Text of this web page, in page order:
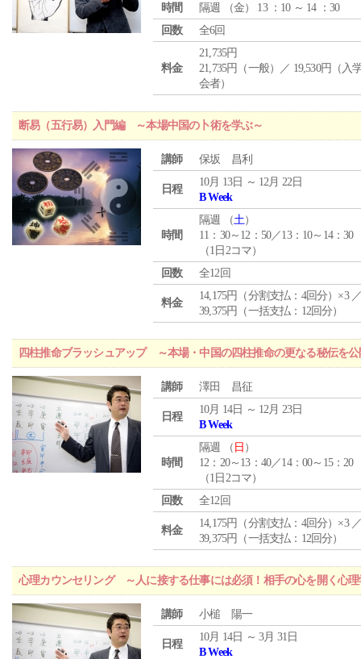
時間
隔週 （金） 13 ：10 ～ 14 ：30
回数
全6回
料金
21,735円
21,735円（一般）／ 19,530円（入
会者）
断易（五行易）入門編 ～本場中国の卜術を学ぶ～
講師 保坂 昌利
日程
10月 13日 ～ 12月 22日
B Week
時間
隔週 （土）
11：30～12：50／13：10～14：30
（1日2コマ）
回数
全12回
料金
14,175円（分割支払：4回分）×3
39,375円（一括支払：12回分）
四柱推命ブラッシュアップ ～本場・中国の四柱推命の更なる秘伝を
講師 澤田 昌征
日程
10月 14日 ～ 12月 23日
B Week
時間
隔週 （ 日 ）
12：20～13：40／14：00～15：20
（1日2コマ）
回数
全12回
料金
14,175円（分割支払：4回分）×3
39,375円（一括支払：12回分）
心理カウンセリング ～人に接する仕事には必須！相手の心を開く心理
講師 小槌 陽一
日程
10月 14日 ～ 3月 31日
B Week